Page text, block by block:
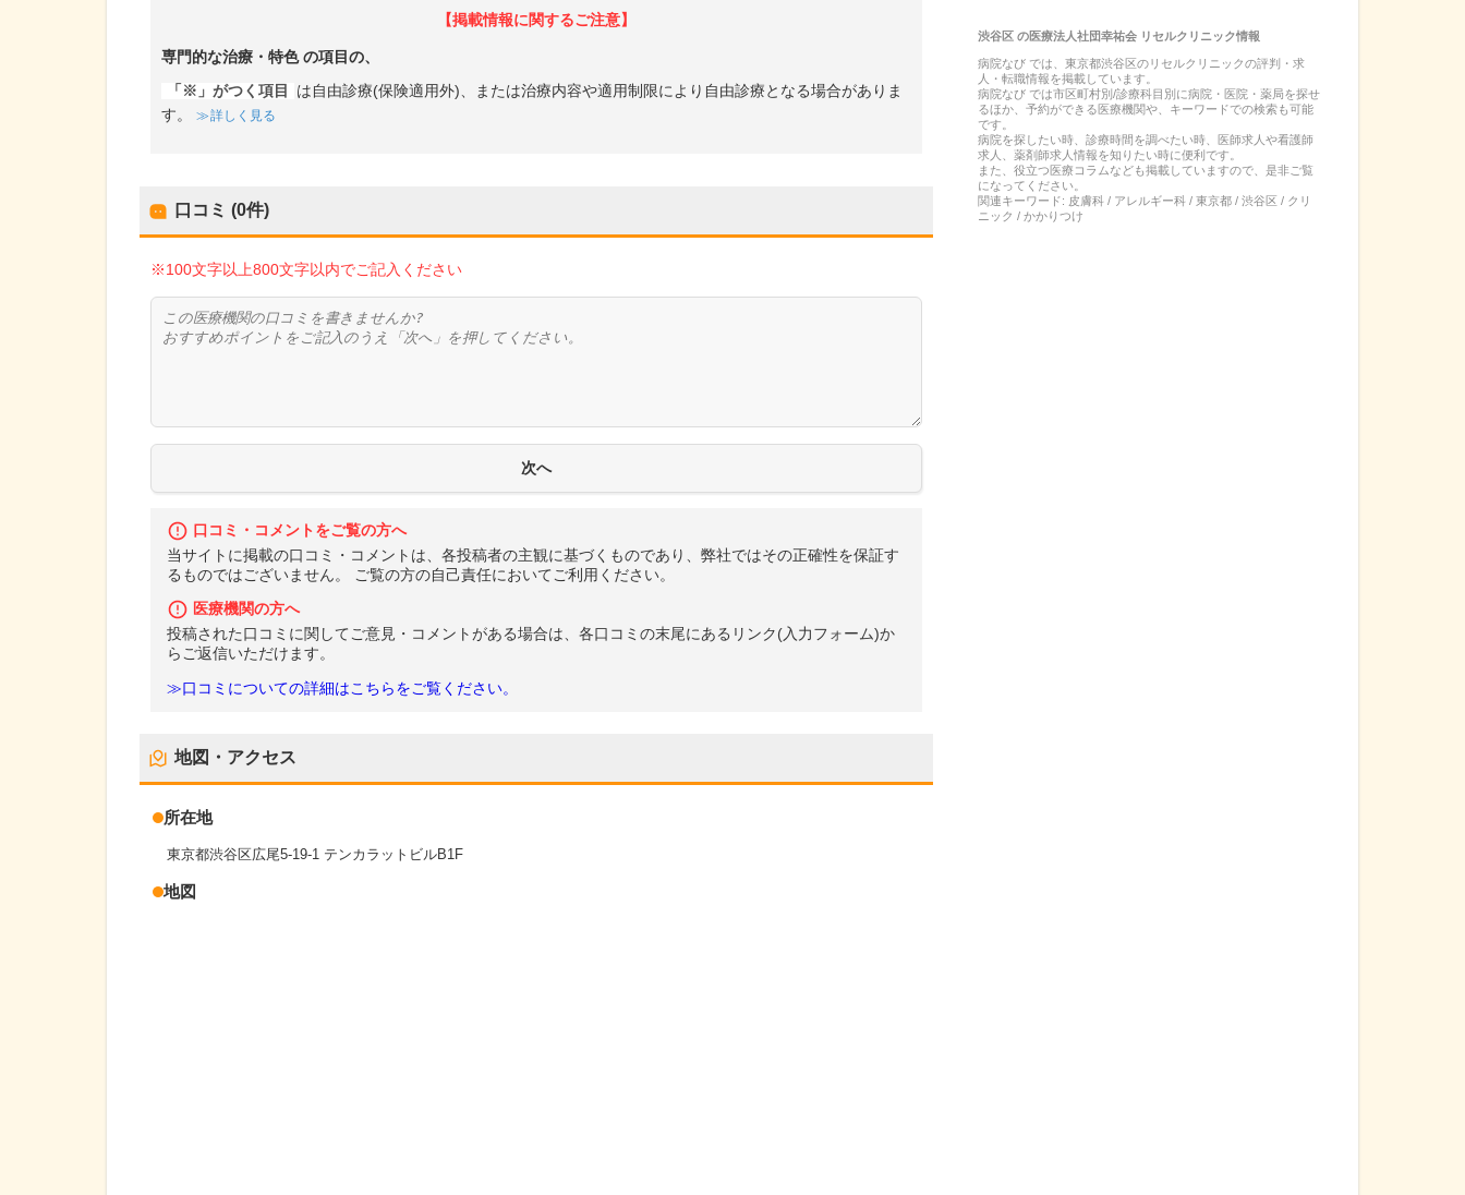
【掲載情報に関するご注意】
専門的な治療・特色の項目の、
「※」がつく項目
は自由診療(保険適用外)、または治療内容や適用制限により自由診療となる場合がありま
す。
詳しく見る
口コミ (0件)
※100文字以上800文字以内でご記入ください
口コミ・コメントをご覧の方へ
当サイトに掲載の口コミ・コメントは、各投稿者の主観に基づくものであり、弊社ではその正確性を保証す
るものではございません。 ご覧の方の自己責任においてご利用ください。
医療機関の方へ
投稿された口コミに関してご意見・コメントがある場合は、各口コミの末尾にあるリンク(入力フォーム)か
らご返信いただけます。
≫口コミについての詳細はこちらをご覧ください。
地図・アクセス
所在地
東京都渋谷区広尾5-19-1 テンカラットビルB1F
地図
渋谷区の医療法人社団幸祐会 リセルクリニック情報
病院なび では、 東京都渋谷区のリセルクリニックの評判・求
人・転職情報を掲載しています。
病院なび では市区町村別/診療科目別に病院・医院・薬局を探せ
るほか、予約ができる医療機関や、キーワードでの検索も可能
です。
病院を探したい時、診療時間を調べたい時、医師求人や看護師
求人、薬剤師求人情報を知りたい時に便利です。
また、役立つ医療コラムなども掲載していますので、是非ご覧
になってください。
関連キーワード: 皮膚科 / アレルギー科 / 東京都 / 渋谷区 / クリ
ニック / かかりつけ